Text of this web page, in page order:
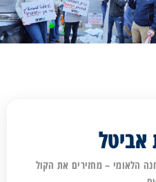
אביטל
הלאומי – מחזירים את הקול